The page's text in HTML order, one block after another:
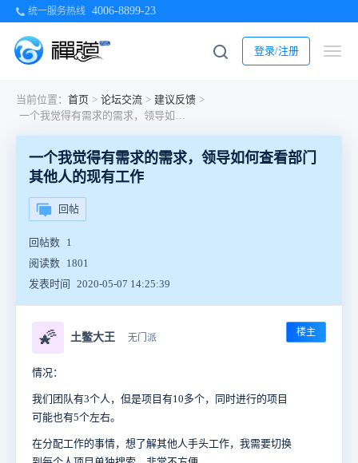
统一服务热线 4006-8899-23
登录/注册
当前位置： 首页 > 论坛交流 > 建议反馈 >
一个我觉得有需求的需求，领导如何查看部门其他人的现有工作
一个我觉得有需求的需求，领导如何查看部门
其他人的现有工作
回帖
回帖数 1
阅读数 1801
发表时间
2020-05-07 14:25:39
🌠 土鳖大王 无门派 楼主
情况：
我们团队有3个人，但是项目有10多个，同时进行的项目
可能也有5个左右。
在分配工作的事情，想了解其他人手头工作，我需要切换